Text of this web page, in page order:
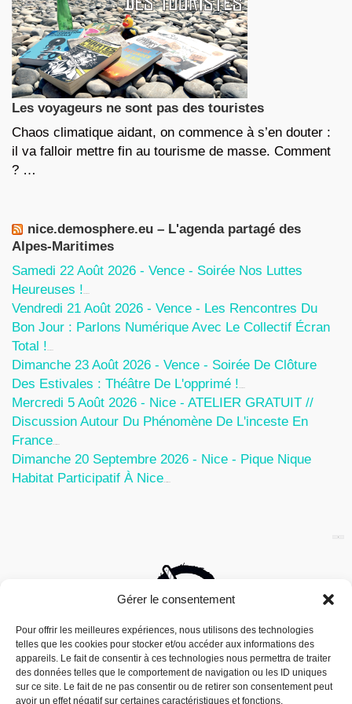
Gérer le consentement
Pour offrir les meilleures expériences, nous utilisons des technologies
telles que les cookies pour stocker et/ou accéder aux informations des
appareils. Le fait de consentir à ces technologies nous permettra de traiter
des données telles que le comportement de navigation ou les ID uniques
sur ce site. Le fait de ne pas consentir ou de retirer son consentement peut
avoir un effet négatif sur certaines caractéristiques et fonctions.
Les voyageurs ne sont pas des touristes
Chaos climatique aidant, on commence à s’en douter :
il va falloir mettre fin au tourisme de masse. Comment
? …
nice.demosphere.eu – L'agenda partagé des
Alpes-Maritimes
Samedi 22 Août 2026 - Vence - Soirée Nos Luttes
Heureuses !
Vendredi 21 Août 2026 - Vence - Les Rencontres Du
Bon Jour : Parlons Numérique Avec Le Collectif Écran
Total !
Dimanche 23 Août 2026 - Vence - Soirée De Clôture
Des Estivales : Théâtre De L'opprimé !
Mercredi 5 Août 2026 - Nice - ATELIER GRATUIT //
Discussion Autour Du Phénomène De L'inceste En
France
Dimanche 20 Septembre 2026 - Nice - Pique Nique
Habitat Participatif À Nice